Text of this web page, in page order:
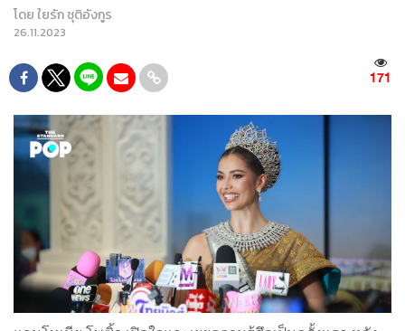
โดยใยรัก ชุติอังกูร
26.11.2023
171